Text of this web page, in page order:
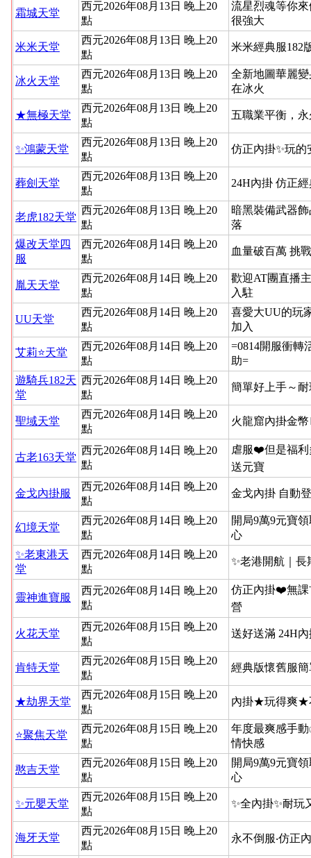
霜城天堂
西元2026年08月13日 晚上20
點
流星烈魂等你
很強大
米米天堂
西元2026年08月13日 晚上20
點
米米經典服182
冰火天堂
西元2026年08月13日 晚上20
點
全新地圖華麗
在冰火
★無極天堂
西元2026年08月13日 晚上20
點
五職業平衡，
✨鴻蒙天堂
西元2026年08月13日 晚上20
點
仿正內掛✨玩的
葬劍天堂
西元2026年08月13日 晚上20
點
24H內掛 仿正
老虎182天堂
西元2026年08月13日 晚上20
點
暗黑裝備武器
落
爆改天堂四
服
西元2026年08月14日 晚上20
點
血量破百萬 挑
胤天天堂
西元2026年08月14日 晚上20
點
歡迎AT團直播
入駐
UU天堂
西元2026年08月14日 晚上20
點
喜愛大UU的玩
加入
艾莉⭐天堂
西元2026年08月14日 晚上20
點
=0814開服衝轉
助=
遊騎兵182天
堂
西元2026年08月14日 晚上20
點
簡單好上手～
聖域天堂
西元2026年08月14日 晚上20
點
火龍窟內掛金
古老163天堂
西元2026年08月14日 晚上20
點
虐服❤️但是福
送元寶
金戈內掛服
西元2026年08月14日 晚上20
點
金戈內掛 自動
幻境天堂
西元2026年08月14日 晚上20
點
開局9萬9元寶
心
✨老東港天
堂
西元2026年08月14日 晚上20
點
✨老港開航｜長
靈神進寶服
西元2026年08月14日 晚上20
點
仿正內掛❤️無
營
火花天堂
西元2026年08月15日 晚上20
點
送好送滿 24H
肯特天堂
西元2026年08月15日 晚上20
點
經典版懷舊服
★劫界天堂
西元2026年08月15日 晚上20
點
內掛★玩得爽★
⭐聚焦天堂
西元2026年08月15日 晚上20
點
年度最爽感手
情快感
憨吉天堂
西元2026年08月15日 晚上20
點
開局9萬9元寶
心
✨元嬰天堂
西元2026年08月15日 晚上20
點
✨全內掛✨耐玩
海牙天堂
西元2026年08月15日 晚上20
點
永不倒服‧仿正